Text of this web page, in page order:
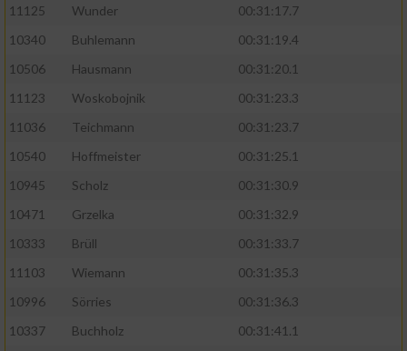
11125
Wunder
00:31:17.7
10340
Buhlemann
00:31:19.4
10506
Hausmann
00:31:20.1
11123
Woskobojnik
00:31:23.3
11036
Teichmann
00:31:23.7
10540
Hoffmeister
00:31:25.1
10945
Scholz
00:31:30.9
10471
Grzelka
00:31:32.9
10333
Brüll
00:31:33.7
11103
Wiemann
00:31:35.3
10996
Sörries
00:31:36.3
10337
Buchholz
00:31:41.1